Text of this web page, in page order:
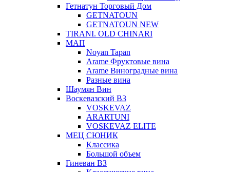
Гетнатун Торговый Дом
GETNATOUN
GETNATOUN NEW
TIRANI. OLD CHINARI
МАП
Noyan Tapan
Arame Фруктовые вина
Arame Виноградные вина
Разные вина
Шаумян Вин
Воскевазский ВЗ
VOSKEVAZ
ARARTUNI
VOSKEVAZ ELITE
МЕЦ СЮНИК
Классика
Большой объем
Гиневан ВЗ